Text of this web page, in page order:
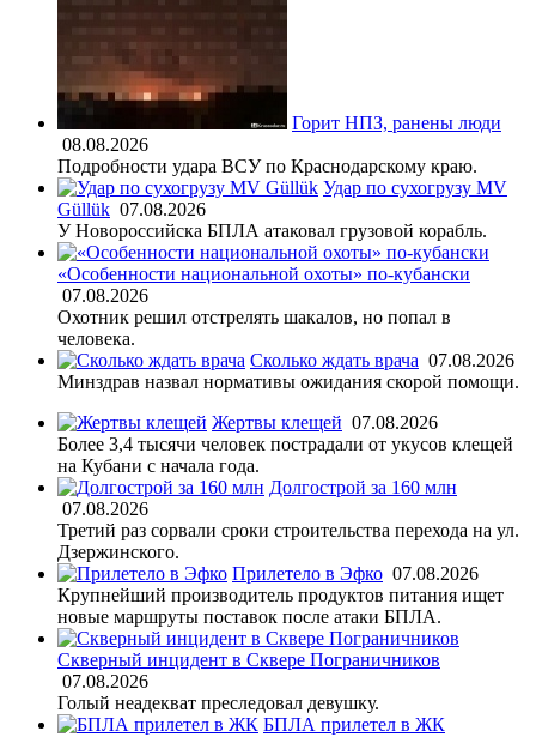
Горит НПЗ, ранены люди
08.08.2026
Подробности удара ВСУ по Краснодарскому краю.
Удар по сухогрузу MV
Güllük 07.08.2026
У Новороссийска БПЛА атаковал грузовой корабль.
«Особенности национальной охоты» по-кубански
07.08.2026
Охотник решил отстрелять шакалов, но попал в
человека.
Сколько ждать врача 07.08.2026
Минздрав назвал нормативы ожидания скорой помощи.
Жертвы клещей 07.08.2026
Более 3,4 тысячи человек пострадали от укусов клещей
на Кубани с начала года.
Долгострой за 160 млн
07.08.2026
Третий раз сорвали сроки строительства перехода на ул.
Дзержинского.
Прилетело в Эфко 07.08.2026
Крупнейший производитель продуктов питания ищет
новые маршруты поставок после атаки БПЛА.
Скверный инцидент в Сквере Пограничников
07.08.2026
Голый неадекват преследовал девушку.
БПЛА прилетел в ЖК